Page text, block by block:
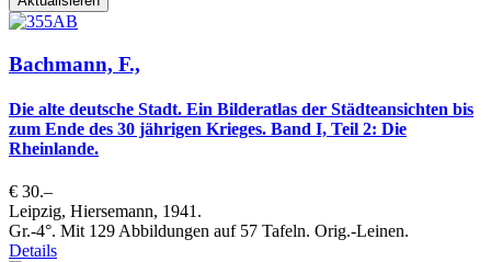
Bachmann, F.,
Die alte deutsche Stadt. Ein Bilderatlas der Städteansichten bis
zum Ende des 30 jährigen Krieges. Band I, Teil 2: Die
Rheinlande.
€ 30.–
Leipzig, Hiersemann, 1941.
Gr.-4°. Mit 129 Abbildungen auf 57 Tafeln. Orig.-Leinen.
Details